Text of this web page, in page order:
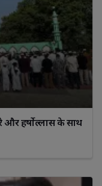
और हर्षोल्लास के साथ